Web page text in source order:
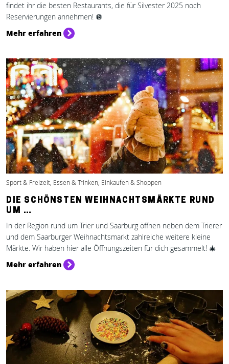
findet ihr die besten Restaurants, die für Silvester 2025 noch
Reservierungen annehmen! 🪩
Mehr erfahren
Sport & Freizeit, Essen & Trinken, Einkaufen & Shoppen
DIE SCHÖNSTEN WEIHNACHTSMÄRKTE RUND
UM …
In der Region rund um Trier und Saarburg öffnen neben dem Trierer
und dem Saarburger Weihnachtsmarkt zahlreiche weitere kleine
Märkte. Wir haben hier alle Öffnungszeiten für dich gesammelt! 🎄
Mehr erfahren